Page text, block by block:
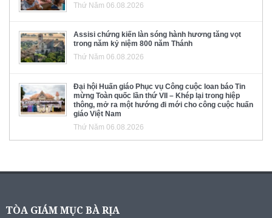
Thứ Năm 06.08.2026
Assisi chứng kiến làn sóng hành hương tăng vọt
trong năm kỷ niệm 800 năm Thánh
Thứ Năm 06.08.2026
Đại hội Huấn giáo Phục vụ Công cuộc loan báo Tin
mừng Toàn quốc lần thứ VII – Khép lại trong hiệp
thông, mở ra một hướng đi mới cho công cuộc huấn
giáo Việt Nam
Thứ Năm 06.08.2026
TÒA GIÁM MỤC BÀ RỊA